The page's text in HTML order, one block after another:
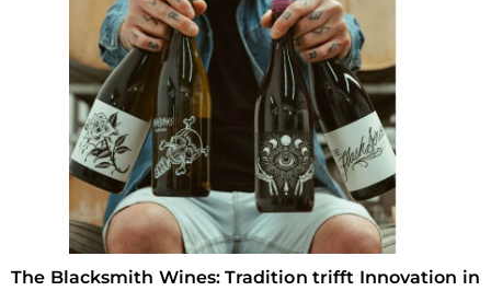
The Blacksmith Wines: Tradition trifft Innovation in